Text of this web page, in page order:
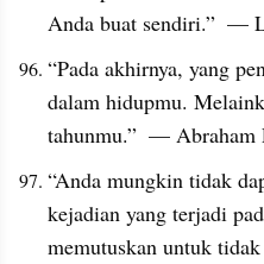
Anda buat sendiri.”  —
“Pada akhirnya, yang
dalam hidupmu.
tahunmu.”  — Abraham
“Anda mungkin tidak
kejadian yang terjadi
memutuskan untuk